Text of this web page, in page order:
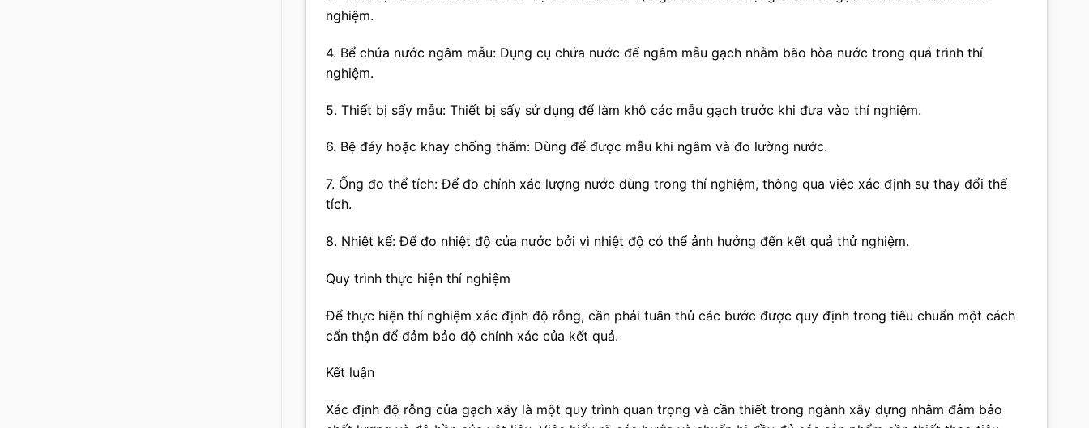
nghiệm.
4. Bể chứa nước ngâm mẫu: Dụng cụ chứa nước để ngâm mẫu gạch nhằm bão hòa nước trong quá trình thí
nghiệm.
5. Thiết bị sấy mẫu: Thiết bị sấy sử dụng để làm khô các mẫu gạch trước khi đưa vào thí nghiệm.
6. Bệ đáy hoặc khay chống thấm: Dùng để được mẫu khi ngâm và đo lường nước.
7. Ống đo thể tích: Để đo chính xác lượng nước dùng trong thí nghiệm, thông qua việc xác định sự thay đổi thể
tích.
8. Nhiệt kế: Để đo nhiệt độ của nước bởi vì nhiệt độ có thể ảnh hưởng đến kết quả thử nghiệm.
Quy trình thực hiện thí nghiệm
Để thực hiện thí nghiệm xác định độ rỗng, cần phải tuân thủ các bước được quy định trong tiêu chuẩn một cách
cẩn thận để đảm bảo độ chính xác của kết quả.
Kết luận
Xác định độ rỗng của gạch xây là một quy trình quan trọng và cần thiết trong ngành xây dựng nhằm đảm bảo